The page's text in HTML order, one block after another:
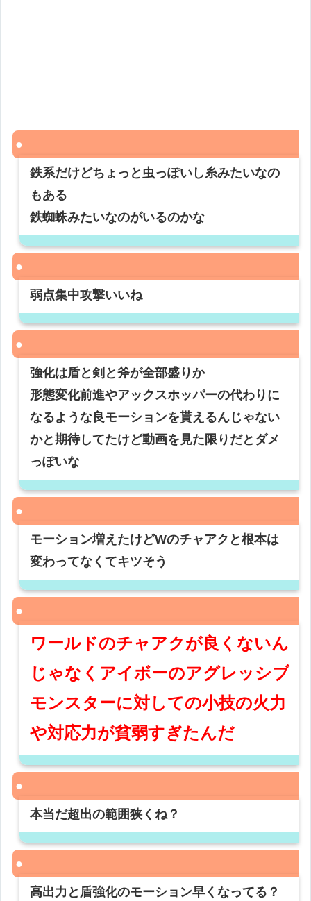
鉄系だけどちょっと虫っぽいし糸みたいなの
もある
鉄蜘蛛みたいなのがいるのかな
弱点集中攻撃いいね
強化は盾と剣と斧が全部盛りか
形態変化前進やアックスホッパーの代わりに
なるような良モーションを貰えるんじゃない
かと期待してたけど動画を見た限りだとダメ
っぽいな
モーション増えたけどWのチャアクと根本は
変わってなくてキツそう
ワールドのチャアクが良くないん
じゃなくアイボーのアグレッシブ
モンスターに対しての小技の火力
や対応力が貧弱すぎたんだ
本当だ超出の範囲狭くね？
高出力と盾強化のモーション早くなってる？